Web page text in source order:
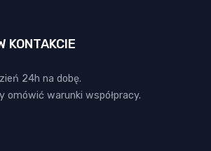
KONTAKCIE
24h na dobę.
omówić warunki współpracy.